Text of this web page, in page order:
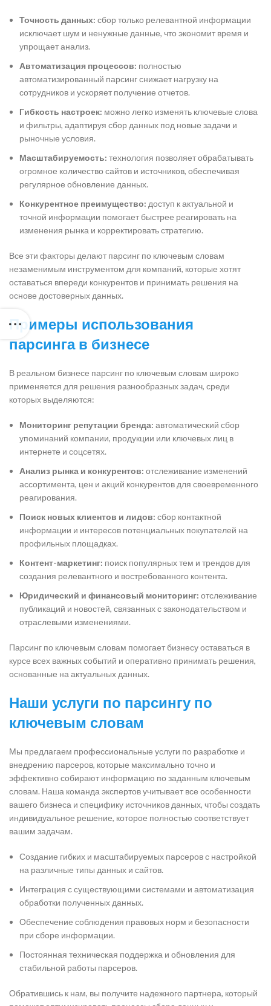
Точность данных: сбор только релевантной информации
исключает шум и ненужные данные, что экономит время и
упрощает анализ.
Автоматизация процессов: полностью
автоматизированный парсинг снижает нагрузку на
сотрудников и ускоряет получение отчетов.
Гибкость настроек: можно легко изменять ключевые слова
и фильтры, адаптируя сбор данных под новые задачи и
рыночные условия.
Масштабируемость: технология позволяет обрабатывать
огромное количество сайтов и источников, обеспечивая
регулярное обновление данных.
Конкурентное преимущество: доступ к актуальной и
точной информации помогает быстрее реагировать на
изменения рынка и корректировать стратегию.
Все эти факторы делают парсинг по ключевым словам
незаменимым инструментом для компаний, которые хотят
оставаться впереди конкурентов и принимать решения на
основе достоверных данных.
Примеры использования
парсинга в бизнесе
В реальном бизнесе парсинг по ключевым словам широко
применяется для решения разнообразных задач, среди
которых выделяются:
Мониторинг репутации бренда: автоматический сбор
упоминаний компании, продукции или ключевых лиц в
интернете и соцсетях.
Анализ рынка и конкурентов: отслеживание изменений
ассортимента, цен и акций конкурентов для своевременного
реагирования.
Поиск новых клиентов и лидов: сбор контактной
информации и интересов потенциальных покупателей на
профильных площадках.
Контент-маркетинг: поиск популярных тем и трендов для
создания релевантного и востребованного контента.
Юридический и финансовый мониторинг: отслеживание
публикаций и новостей, связанных с законодательством и
отраслевыми изменениями.
Парсинг по ключевым словам помогает бизнесу оставаться в
курсе всех важных событий и оперативно принимать решения,
основанные на актуальных данных.
Наши услуги по парсингу по
ключевым словам
Мы предлагаем профессиональные услуги по разработке и
внедрению парсеров, которые максимально точно и
эффективно собирают информацию по заданным ключевым
словам. Наша команда экспертов учитывает все особенности
вашего бизнеса и специфику источников данных, чтобы создать
индивидуальное решение, которое полностью соответствует
вашим задачам.
Создание гибких и масштабируемых парсеров с настройкой
на различные типы данных и сайтов.
Интеграция с существующими системами и автоматизация
обработки полученных данных.
Обеспечение соблюдения правовых норм и безопасности
при сборе информации.
Постоянная техническая поддержка и обновления для
стабильной работы парсеров.
Обратившись к нам, вы получите надежного партнера, который